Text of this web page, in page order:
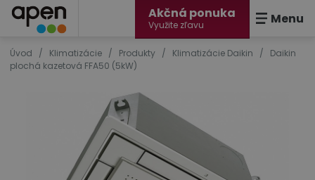
Akčná ponuka
Využite zľavu Menu
Úvod / Klimatizácie / Produkty / Klimatizácie Daikin /
Daikin
plochá kazetová FFA50 (5kW)